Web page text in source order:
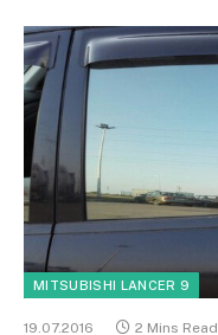
MITSUBISHI LANCER 9
19.07.2016 2 Mins Read